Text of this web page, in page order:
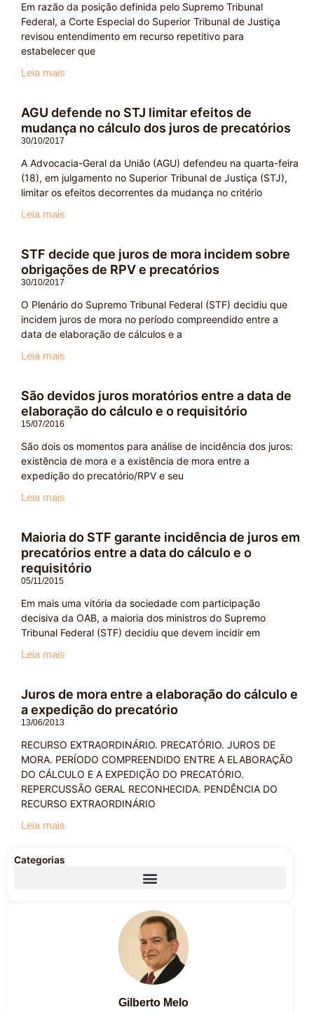
Em razão da posição definida pelo Supremo Tribunal
Federal, a Corte Especial do Superior Tribunal de Justiça
revisou entendimento em recurso repetitivo para
estabelecer que
Leia mais
AGU defende no STJ limitar efeitos de
mudança no cálculo dos juros de precatórios
30/10/2017
A Advocacia-Geral da União (AGU) defendeu na quarta-feira
(18), em julgamento no Superior Tribunal de Justiça (STJ),
limitar os efeitos decorrentes da mudança no critério
Leia mais
STF decide que juros de mora incidem sobre
obrigações de RPV e precatórios
30/10/2017
O Plenário do Supremo Tribunal Federal (STF) decidiu que
incidem juros de mora no período compreendido entre a
data de elaboração de cálculos e a
Leia mais
São devidos juros moratórios entre a data de
elaboração do cálculo e o requisitório
15/07/2016
São dois os momentos para análise de incidência dos juros:
existência de mora e a existência de mora entre a
expedição do precatório/RPV e seu
Leia mais
Maioria do STF garante incidência de juros em
precatórios entre a data do cálculo e o
requisitório
05/11/2015
Em mais uma vitória da sociedade com participação
decisiva da OAB, a maioria dos ministros do Supremo
Tribunal Federal (STF) decidiu que devem incidir em
Leia mais
Juros de mora entre a elaboração do cálculo e
a expedição do precatório
13/06/2013
RECURSO EXTRAORDINÁRIO. PRECATÓRIO. JUROS DE
MORA. PERÍODO COMPREENDIDO ENTRE A ELABORAÇÃO
DO CÁLCULO E A EXPEDIÇÃO DO PRECATÓRIO.
REPERCUSSÃO GERAL RECONHECIDA. PENDÊNCIA DO
RECURSO EXTRAORDINÁRIO
Leia mais
Categorias
Gilberto Melo